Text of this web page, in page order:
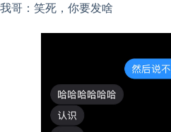
我哥：笑死，你要发啥